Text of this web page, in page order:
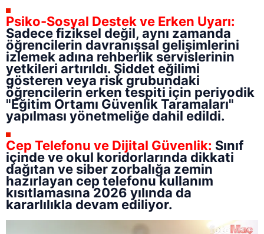
Psiko-Sosyal Destek ve Erken Uyarı:
Sadece fiziksel değil, aynı zamanda
öğrencilerin davranışsal gelişimlerini
izlemek adına rehberlik servislerinin
yetkileri artırıldı. Şiddet eğilimi
gösteren veya risk grubundaki
öğrencilerin erken tespiti için periyodik
"Eğitim Ortamı Güvenlik Taramaları"
yapılması yönetmeliğe dahil edildi.
Cep Telefonu ve Dijital Güvenlik: Sınıf
içinde ve okul koridorlarında dikkati
dağıtan ve siber zorbalığa zemin
hazırlayan cep telefonu kullanım
kısıtlamasına 2026 yılında da
kararlılıkla devam ediliyor.